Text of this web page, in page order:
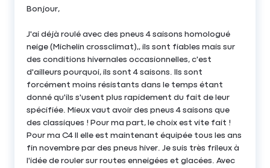
Bonjour,
J'ai déjà roulé avec des pneus 4 saisons homologué
neige (Michelin crossclimat),, ils sont fiables mais sur
des conditions hivernales occasionnelles, c'est
d'ailleurs pourquoi, ils sont 4 saisons. Ils sont
forcément moins résistants dans le temps étant
donné qu'ils s'usent plus rapidement du fait de leur
spécifiée. Mieux vaut avoir des pneus 4 saisons que
des classiques ! Pour ma part, le choix est vite fait !
Pour ma C4 II elle est maintenant équipée tous les ans
fin novembre par des pneus hiver. Je suis très frileux à
l'idée de rouler sur routes enneigées et glacées. Avec